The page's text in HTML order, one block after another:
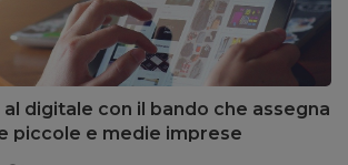
digitale con il bando che assegna
piccole e medie imprese